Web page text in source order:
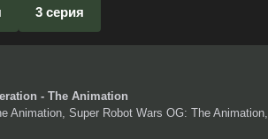
3 серия
- The Animation
Animation, Super Robot Wars OG: The Animation,